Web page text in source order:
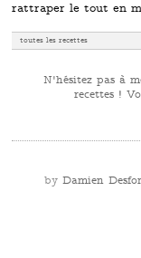
rattraper le tout en
toutes les recettes
N'hésitez pas à
recettes !
by Damien